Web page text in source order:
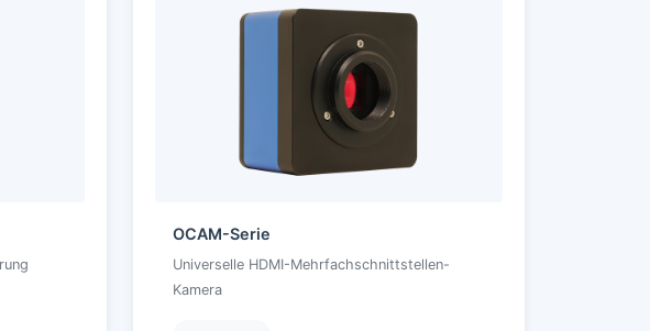
OCAM-Serie
Universelle HDMI-Mehrfachschnittstellen-
Kamera